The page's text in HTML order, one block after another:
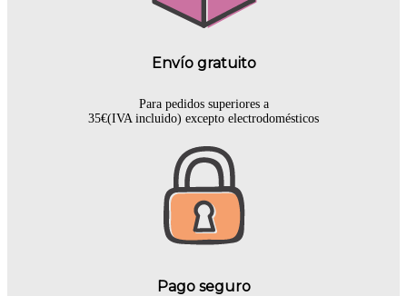
Envío gratuito
Para pedidos superiores a
35€(IVA incluido) excepto electrodomésticos
Pago seguro